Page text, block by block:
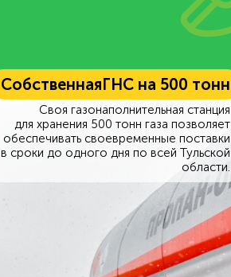
СобственнаяГНС на 500 тонн
Своя газонаполнительная станция
для хранения 500 тонн газа позволяет
обеспечивать своевременные поставки
в сроки до одного дня по всей Тульской
области.